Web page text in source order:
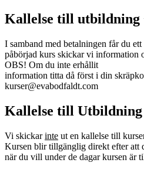
Kallelse till utbildning
I samband med betalningen får du
påbörjad kurs skickar vi information
OBS! Om du inte erhållit
information titta då först i din
kurser@evabodfaldt.com
Kallelse till
Vi skickarinte ut en kallelse till
Kursen blir tillgänglig direkt efter att
när du vill under de dagar kursen är